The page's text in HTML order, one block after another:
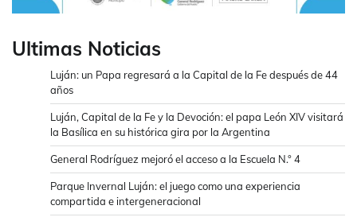
Ultimas Noticias
Luján: un Papa regresará a la Capital de la Fe después de 44
años
Luján, Capital de la Fe y la Devoción: el papa León XIV visitará
la Basílica en su histórica gira por la Argentina
General Rodríguez mejoró el acceso a la Escuela N.° 4
Parque Invernal Luján: el juego como una experiencia
compartida e intergeneracional